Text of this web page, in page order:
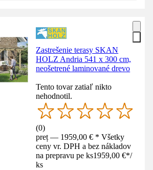
Zastrešenie terasy SKAN
HOLZ Andria 541 x 300 cm,
neošetrené laminované drevo
Tento tovar zatiaľ nikto
nehodnotil.
(0)
preț — 1959,00 € * Všetky
ceny vr. DPH a bez nákladov
na prepravu pe ks1959,00 €*/
ks